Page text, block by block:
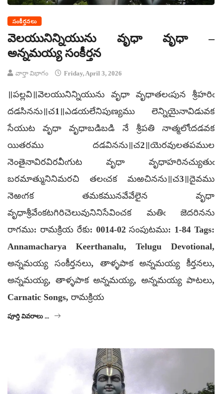
సంకీర్తనలు
వెలయునిన్నియును వృధా వృధా –
అన్నమయ్య సంకీర్తన
వార్తా విభాగం Friday, April 3, 2026
॥పల్లవి॥వెలయునిన్నియును వృధా వృధాతలఁపున శ్రీహరిఁ
దడసినను॥చ1॥ఎడయలేనిపుణ్యము లెన్నియైనావిడువక
సేయుట వృధా వృధాబడిబడి నే శ్రీపతి నాత్మలోఁదడవక
యితరము దడవినను॥చ2॥యెరవులతపముల
నెంతైనావిరవిరవీఁగుట వృధా వృధాహరినచ్యుతుఁ
బరమాత్మునినిమరచి తలఁచక మఱచినను॥చ3॥దైవము
నెఱఁగక తమకమునవేవేలైన వృధా
వృధాశ్రీవేంకటగిరిచెలువునినిసేవించక మతిఁ జెదరినను
రాగము: రామక్రియ రేకు: 0014-02 సంపుటము: 1-84 Tags:
Annamacharya Keerthanalu, Telugu Devotional,
అన్నమయ్య సంకీర్తనలు, తాళ్ళపాక అన్నమయ్య కీర్తనలు,
అన్నమయ్య, తాళ్ళపాక అన్నమయ్య, అన్నమయ్య పాటలు,
Carnatic Songs, రామక్రియ
పూర్తి వివరాలు ...